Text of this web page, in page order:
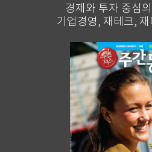
경제와 투자 중심
기업경영, 재테크,